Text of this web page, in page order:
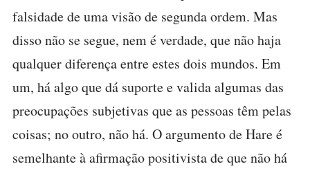
falsidade de uma visão de segunda ordem. Mas
disso não se segue, nem é verdade, que não haja
qualquer diferença entre estes dois mundos. Em
um, há algo que dá suporte e valida algumas das
preocupações subjetivas que as pessoas têm pelas
coisas; no outro, não há. O argumento de Hare é
semelhante à afirmação positivista de que não há